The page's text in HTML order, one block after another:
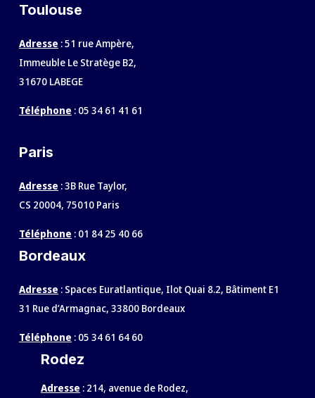
Toulouse
Adresse : 51 rue Ampère,
Immeuble Le Stratège B2,
31670 LABEGE
Téléphone : 05 34 61 41 61
Paris
Adresse : 3B Rue Taylor,
CS 20004, 75010 Paris
Téléphone : 01 84 25 40 66
Bordeaux
Adresse : Spaces Euratlantique, Ilot Quai 8.2, Bâtiment E1
31 Rue d’Armagnac, 33800 Bordeaux
Téléphone : 05 34 61 64 60
Rodez
Adresse : 214, avenue de Rodez,